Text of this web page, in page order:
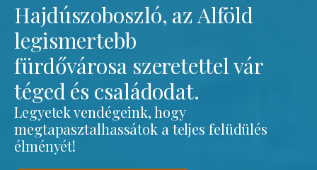
Hajdúszoboszló, az Alföld
legismertebb
fürdővárosa szeretettel vár
téged és családodat.
Legyetek vendégeink, hogy
megtapasztalhassátok a teljes felüdülés
élményét!